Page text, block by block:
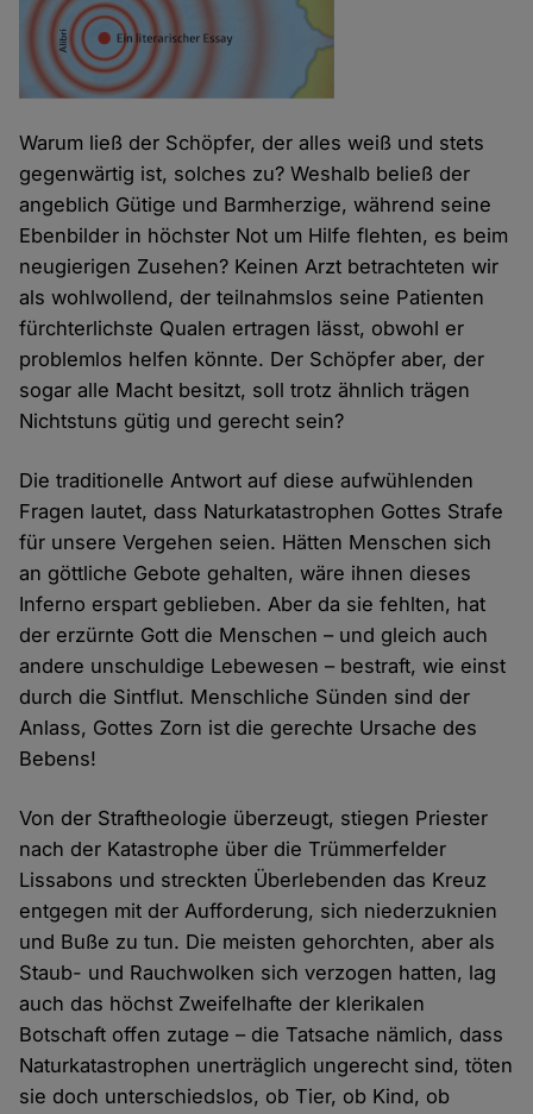
Warum ließ der Schöpfer, der alles weiß und stets
gegenwärtig ist, solches zu? Weshalb beließ der
angeblich Gütige und Barmherzige, während seine
Ebenbilder in höchster Not um Hilfe flehten, es beim
neugierigen Zusehen? Keinen Arzt betrachteten wir
als wohlwollend, der teilnahmslos seine Patienten
fürchterlichste Qualen ertragen lässt, obwohl er
problemlos helfen könnte. Der Schöpfer aber, der
sogar alle Macht besitzt, soll trotz ähnlich trägen
Nichtstuns gütig und gerecht sein?
Die traditionelle Antwort auf diese aufwühlenden
Fragen lautet, dass Naturkatastrophen Gottes Strafe
für unsere Vergehen seien. Hätten Menschen sich
an göttliche Gebote gehalten, wäre ihnen dieses
Inferno erspart geblieben. Aber da sie fehlten, hat
der erzürnte Gott die Menschen – und gleich auch
andere unschuldige Lebewesen – bestraft, wie einst
durch die Sintflut. Menschliche Sünden sind der
Anlass, Gottes Zorn ist die gerechte Ursache des
Bebens!
Von der Straftheologie überzeugt, stiegen Priester
nach der Katastrophe über die Trümmerfelder
Lissabons und streckten Überlebenden das Kreuz
entgegen mit der Aufforderung, sich niederzuknien
und Buße zu tun. Die meisten gehorchten, aber als
Staub- und Rauchwolken sich verzogen hatten, lag
auch das höchst Zweifelhafte der klerikalen
Botschaft offen zutage – die Tatsache nämlich, dass
Naturkatastrophen unerträglich ungerecht sind, töten
sie doch unterschiedslos, ob Tier, ob Kind, ob